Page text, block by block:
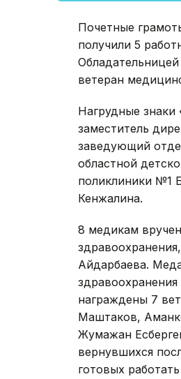
Почетные
получили 5
Обладательницей
ветеран
Нагрудные знаки
заместитель
заведующий
областной
поликлиники №1
Кенжалина.
8 медикам
Айдарбаева.
награждены 7
Маштаков,
Жумажан
вернувшихся
готовых